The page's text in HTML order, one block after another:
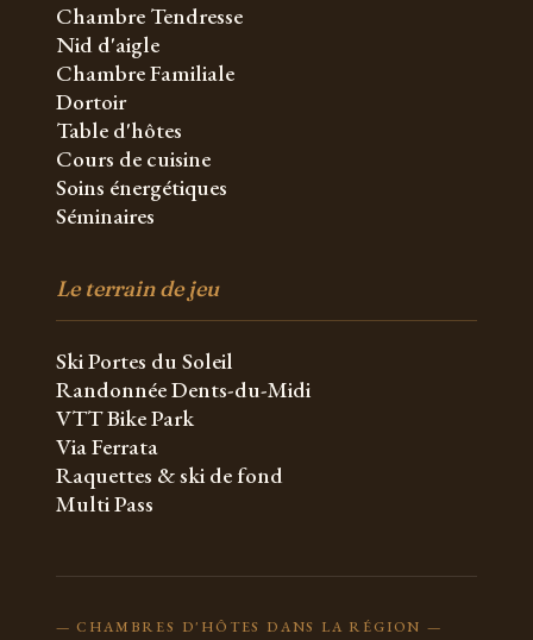
Chambre Tendresse
Nid d'aigle
Chambre Familiale
Dortoir
Table d'hôtes
Cours de cuisine
Soins énergétiques
Séminaires
Le terrain de jeu
Ski Portes du Soleil
Randonnée Dents-du-Midi
VTT Bike Park
Via Ferrata
Raquettes & ski de fond
Multi Pass
— CHAMBRES D'HÔTES DANS LA RÉGION —